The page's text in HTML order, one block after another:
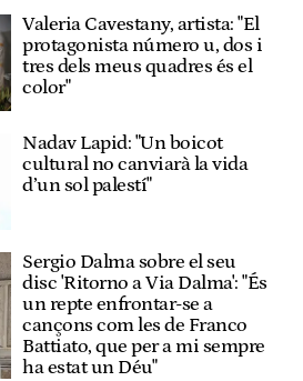
Valeria Cavestany, artista: "El
protagonista número u, dos i
tres dels meus quadres és el
color"
Nadav Lapid: "Un boicot
cultural no canviarà la vida
d’un sol palestí"
Sergio Dalma sobre el seu
disc 'Ritorno a Via Dalma': "És
un repte enfrontar-se a
cançons com les de Franco
Battiato, que per a mi sempre
ha estat un Déu"